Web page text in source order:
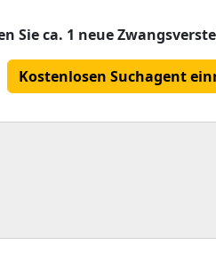
Sie ca. 1 neue
Kostenlosen Suchagent